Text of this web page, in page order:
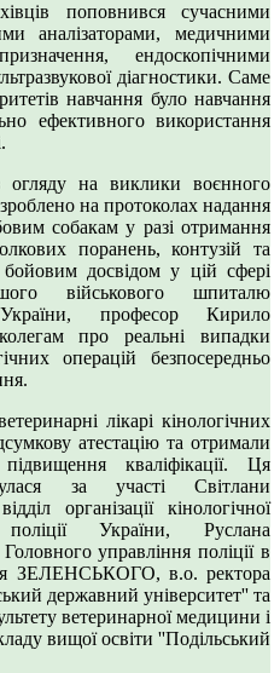
поповнився сучасними
аналізаторами, медичними
ендоскопічними
діагностики. Саме
навчання було навчання
ефективного використання
огляду на виклики воєнного
на протоколах надання
собакам у разі отримання
поранень, контузій та
досвідом у цій сфері
військового шпиталю
професор Кирило
про реальні випадки
операцій безпосередньо
лікарі кінологічних
атестацію та отримали
кваліфікації. Ця
за участі Світлани
організації кінологічної
поліції України, Руслана
управління поліції в
ЗЕЛЕНСЬКОГО, в.о. ректора
державний університет'' та
ветеринарної медицини і
вищої освіти ''Подільський